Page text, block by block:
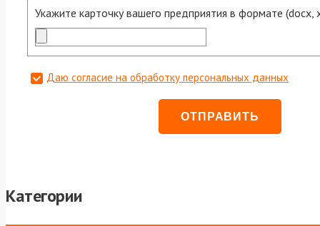
Укажите карточку вашего предприятия в формате (docx,
Даю согласие на обработку персональных данных
Категории